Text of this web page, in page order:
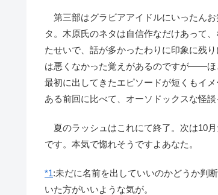
第三部はグラビアアイドルにいったん
タ。木原氏のネタは自信作なだけあって
たせいで、話が多かったわりに印象に残
は悪くなかった覚えがあるのですが――ほ
最初に出してきたエピソードが短くもイ
ある前回に比べて、オーソドックスな怪
夏のラッシュはこれにて終了。次は10
です。本気で惚れそうですよあなた。
*1:未だに名前を出していいのかどうか判
いた方がいいような気が。